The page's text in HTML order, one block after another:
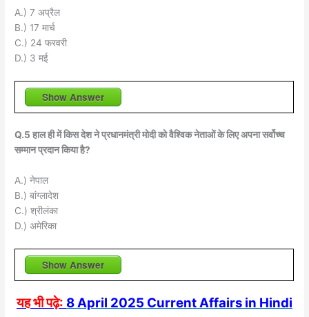
A.) 7 अप्रैल
B.) 17 मार्च
C.) 24 फरवरी
D.) 3 मई
Show Answer
Q.5 हाल ही में किस देश ने प्रधानमंत्री मोदी को वैश्विक नेताओं के लिए अपना सर्वोच्च
सम्मान प्रदान किया है?
A.) नेपाल
B.) बांग्लादेश
C.) श्रीलंका
D.) अमेरिका
Show Answer
यह भी पढ़े: 8 April 2025 Current Affairs in Hindi